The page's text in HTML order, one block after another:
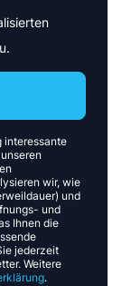
interessante
wir, wie
und
und
Ihnen die
jederzeit
Weitere
.